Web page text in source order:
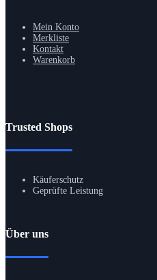
Mein Konto
Merkliste
Kontakt
Warenkorb
Trusted Shops
Käuferschutz
Geprüfte Leistung
Über uns